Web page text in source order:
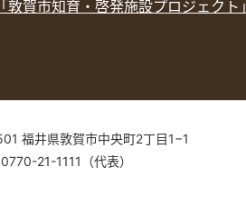
「敦賀市知育・啓発施設プロジェクト」
福井県敦賀市中央町2丁目1−1
21-1111（代表）